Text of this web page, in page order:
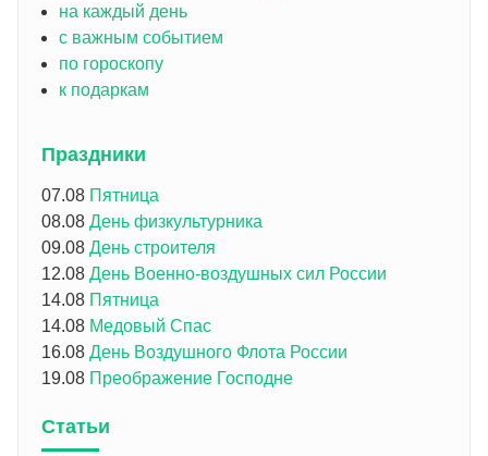
на каждый день
с важным событием
по гороскопу
к подаркам
Праздники
07.08 Пятница
08.08 День физкультурника
09.08 День строителя
12.08 День Военно-воздушных сил России
14.08 Пятница
14.08 Медовый Спас
16.08 День Воздушного Флота России
19.08 Преображение Господне
Статьи